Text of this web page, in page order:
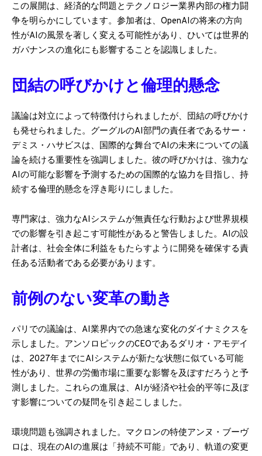
この展開は、経済的な問題とテクノロジー業界内部の権力闘
争を明らかにしています。参加者は、OpenAIの将来の方向
性がAIの風景を著しく変える可能性があり、ひいては世界的
ガバナンスの進化にも影響することを認識しました。
団結の呼びかけと倫理的懸念
議論は対立によって特徴付けられましたが、団結の呼びかけ
も発せられました。グーグルのAI部門の責任者であるサー・
デミス・ハサビスは、国際的な舞台でAIの未来についての議
論を続ける重要性を強調しました。彼の呼びかけは、強力な
AIの可能な影響を予測するための国際的な協力を目指し、持
続する倫理的懸念を浮き彫りにしました。
専門家は、強力なAIシステムが無責任な行動および世界規模
での影響を引き起こす可能性があると警告しました。AIの設
計者は、社会全体に利益をもたらすように開発を確保する責
任ある活動者である必要があります。
前例のない変革の動き
パリでの議論は、AI業界内での急速な変化のダイナミクスを
示しました。アンソロピックのCEOであるダリオ・アモデイ
は、2027年までにAIシステムが新たな状態に似ている可能
性があり、世界の労働市場に重要な影響を及ぼすだろうと予
測しました。これらの進展は、AIが経済や社会的平等に及ぼ
す影響についての疑問を引き起こしました。
環境問題も強調されました。マクロンの特使アンヌ・ブーヴ
ロは、現在のAIの進展は「持続不可能」であり、軌道の変更